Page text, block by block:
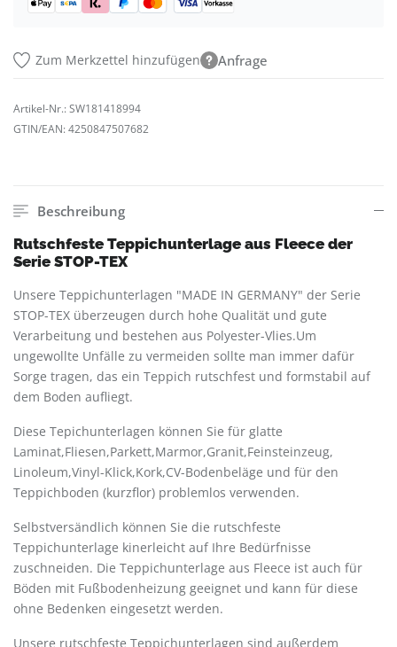
Zum Merkzettel hinzufügen Anfrage
Artikel-Nr.: SW181418994
GTIN/EAN: 4250847507682
Beschreibung
Rutschfeste Teppichunterlage aus Fleece der
Serie STOP-TEX
Unsere Teppichunterlagen "MADE IN GERMANY" der Serie
STOP-TEX überzeugen durch hohe Qualität und gute
Verarbeitung und bestehen aus Polyester-Vlies.Um
ungewollte Unfälle zu vermeiden sollte man immer dafür
Sorge tragen, das ein Teppich rutschfest und formstabil auf
dem Boden aufliegt.
Diese Tepichunterlagen können Sie für glatte
Laminat,Fliesen,Parkett,Marmor,Granit,Feinsteinzeug,
Linoleum,Vinyl-Klick,Kork,CV-Bodenbeläge und für den
Teppichboden (kurzflor) problemlos verwenden.
Selbstversändlich können Sie die rutschfeste
Teppichunterlage kinerleicht auf Ihre Bedürfnisse
zuschneiden. Die Teppichunterlage aus Fleece ist auch für
Böden mit Fußbodenheizung geeignet und kann für diese
ohne Bedenken eingesetzt werden.
Unsere rutschfeste Teppichunterlagen sind außerdem